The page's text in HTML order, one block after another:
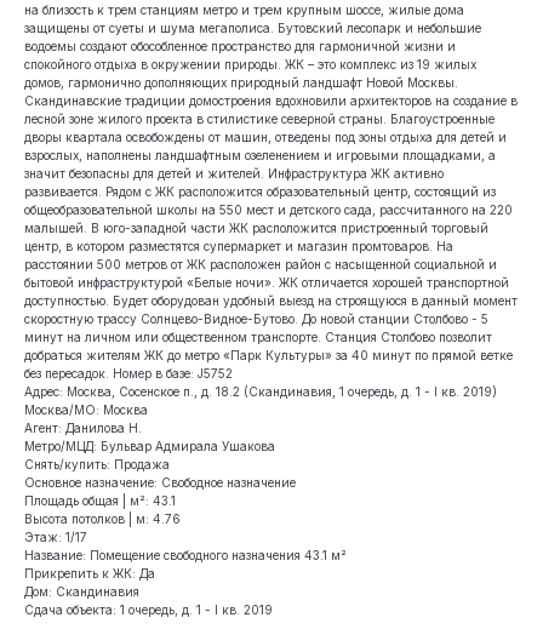
на близость к трем станциям метро и трем крупным шоссе, жилые дома
защищены от суеты и шума мегаполиса. Бутовский лесопарк и небольшие
водоемы создают обособленное пространство для гармоничной жизни и
спокойного отдыха в окружении природы. ЖК – это комплекс из 19 жилых
домов, гармонично дополняющих природный ландшафт Новой Москвы.
Скандинавские традиции домостроения вдохновили архитекторов на создание в
лесной зоне жилого проекта в стилистике северной страны. Благоустроенные
дворы квартала освобождены от машин, отведены под зоны отдыха для детей и
взрослых, наполнены ландшафтным озеленением и игровыми площадками, а
значит безопасны для детей и жителей. Инфраструктура ЖК активно
развивается. Рядом с ЖК расположится образовательный центр, состоящий из
общеобразовательной школы на 550 мест и детского сада, рассчитанного на 220
малышей. В юго-западной части ЖК расположится пристроенный торговый
центр, в котором разместятся супермаркет и магазин промтоваров. На
расстоянии 500 метров от ЖК расположен район с насыщенной социальной и
бытовой инфраструктурой «Белые ночи». ЖК отличается хорошей транспортной
доступностью. Будет оборудован удобный выезд на строящуюся в данный момент
скоростную трассу Солнцево-Видное-Бутово. До новой станции Столбово - 5
минут на личном или общественном транспорте. Cтанция Столбово позволит
добраться жителям ЖК до метро «Парк Культуры» за 40 минут по прямой ветке
без пересадок. Номер в базе: J5752
Адрес: Москва, Сосенское п., д. 18.2 (Скандинавия, 1 очередь, д. 1 - I кв. 2019)
Москва/МО: Москва
Агент: Данилова Н.
Метро/МЦД: Бульвар Адмирала Ушакова
Снять/купить: Продажа
Основное назначение: Свободное назначение
Площадь общая | м²: 43.1
Высота потолков | м: 4.76
Этаж: 1/17
Название: Помещение свободного назначения 43.1 м²
Прикрепить к ЖК: Да
Дом: Скандинавия
Сдача объекта: 1 очередь, д. 1 - I кв. 2019